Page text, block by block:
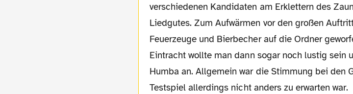
verschiedenen Kandidaten am Erklettern des
Liedgutes. Zum Aufwärmen vor den großen
Feuerzeuge und Bierbecher auf die Ordner
Eintracht wollte man dann sogar noch lustig sein
Humba an. Allgemein war die Stimmung bei den
Testspiel allerdings nicht anders zu erwarten war.